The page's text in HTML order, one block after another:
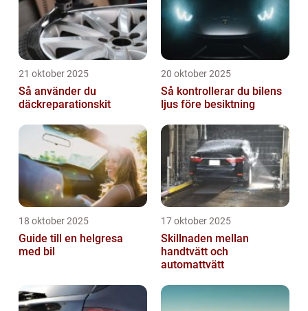
21 oktober 2025
Så använder du
däckreparationskit
20 oktober 2025
Så kontrollerar du bilens
ljus före besiktning
18 oktober 2025
Guide till en helgresa
med bil
17 oktober 2025
Skillnaden mellan
handtvätt och
automattvätt